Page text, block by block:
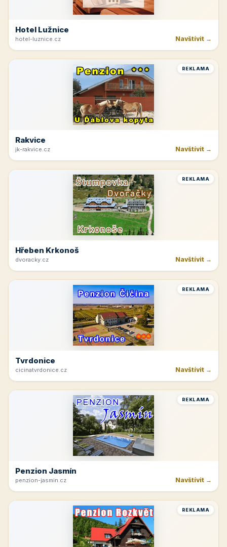
Hotel Lužnice
hotel-luznice.cz Navštívit →
REKLAMA
Rakvice
jk-rakvice.cz Navštívit →
REKLAMA
Hřeben Krkonoš
dvoracky.cz Navštívit →
REKLAMA
Tvrdonice
cicinatvrdonice.cz Navštívit →
REKLAMA
Penzion Jasmín
penzion-jasmin.cz Navštívit →
REKLAMA